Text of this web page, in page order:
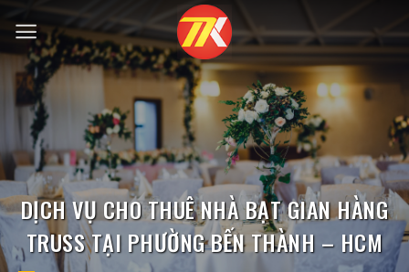
qua
nội
dung
DỊCH VỤ CHO THUÊ NHÀ BẠT GIAN HÀNG
TRUSS TẠI PHƯỜNG BẾN THÀNH – HCM